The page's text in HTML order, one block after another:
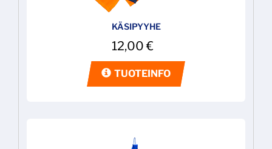
KÄSIPYYHE
12,00€
TUOTEINFO